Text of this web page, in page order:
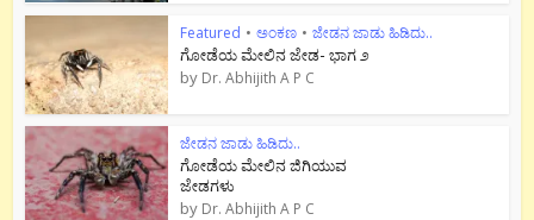
Featured • ಅಂಕಣ • ಜೇಡನ ಜಾಡು ಹಿಡಿದು..
ಗೋಡೆಯ ಮೇಲಿನ ಜೇಡ- ಭಾಗ ೨
by Dr. Abhijith A P C
ಜೇಡನ ಜಾಡು ಹಿಡಿದು..
ಗೋಡೆಯ ಮೇಲಿನ ಜಿಗಿಯುವ
ಜೇಡಗಳು
by Dr. Abhijith A P C